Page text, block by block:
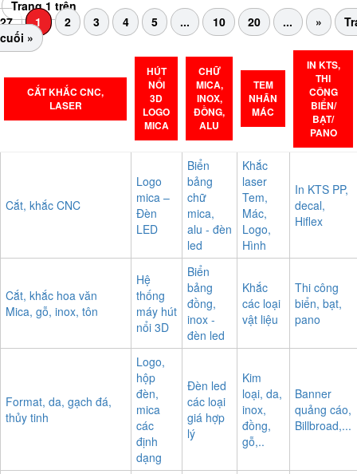
Trang 1 trên
27
1 2 3 4 5 ... 10 20 ... »
cuối »
CẮT KHẮC CNC,
LASER
HÚT
NỔI
3D
LOGO
MICA
CHỮ
MICA,
INOX,
ĐỒNG,
ALU
TEM
NHÃN
MÁC
IN KTS,
THI
CÔNG
BIỂN/
BẠT/
PANO
Cắt, khắc CNC
Logo
mica –
Đèn
LED
Biển
bảng
chữ
mica,
alu - đèn
led
Khắc
laser
Tem,
Mác,
Logo,
Hình
In KTS PP,
decal,
Hiflex
Cắt, khắc hoa văn
Mica, gỗ, inox, tôn
Hệ
thống
máy hút
nổi 3D
Biển
bảng
đồng,
inox -
đèn led
Khắc
các loại
vật liệu
Thi công
biển, bạt,
pano
Format, da, gạch đá,
thủy tinh
Logo,
hộp
đèn,
mica
các
định
dạng
Đèn led
các loại
giá hợp
lý
Kim
loại, da,
inox,
đồng,
gỗ,..
Banner
quảng cáo,
Billbroad,...